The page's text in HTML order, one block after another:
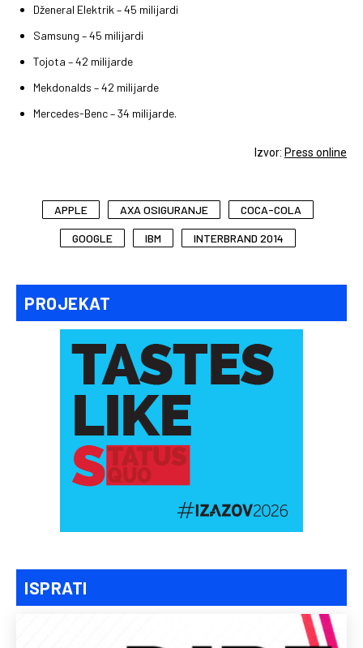
PROJEKAT
ISPRATI
Dženeral Elektrik – 45 milijardi
Samsung – 45 milijardi
Tojota – 42 milijarde
Mekdonalds – 42 milijarde
Mercedes-Benc – 34 milijarde.
Izvor: Press online
APPLE AXA OSIGURANJE COCA-COLA
GOOGLE IBM INTERBRAND 2014